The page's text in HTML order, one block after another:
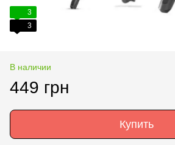
3
3
В наличии
449 грн
Купить